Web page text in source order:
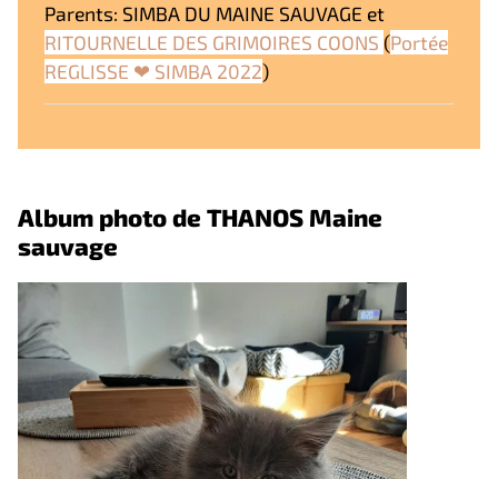
Parents: SIMBA DU MAINE SAUVAGE et
RITOURNELLE DES GRIMOIRES COONS (Portée
REGLISSE ❤ SIMBA 2022)
Album photo de THANOS Maine
sauvage